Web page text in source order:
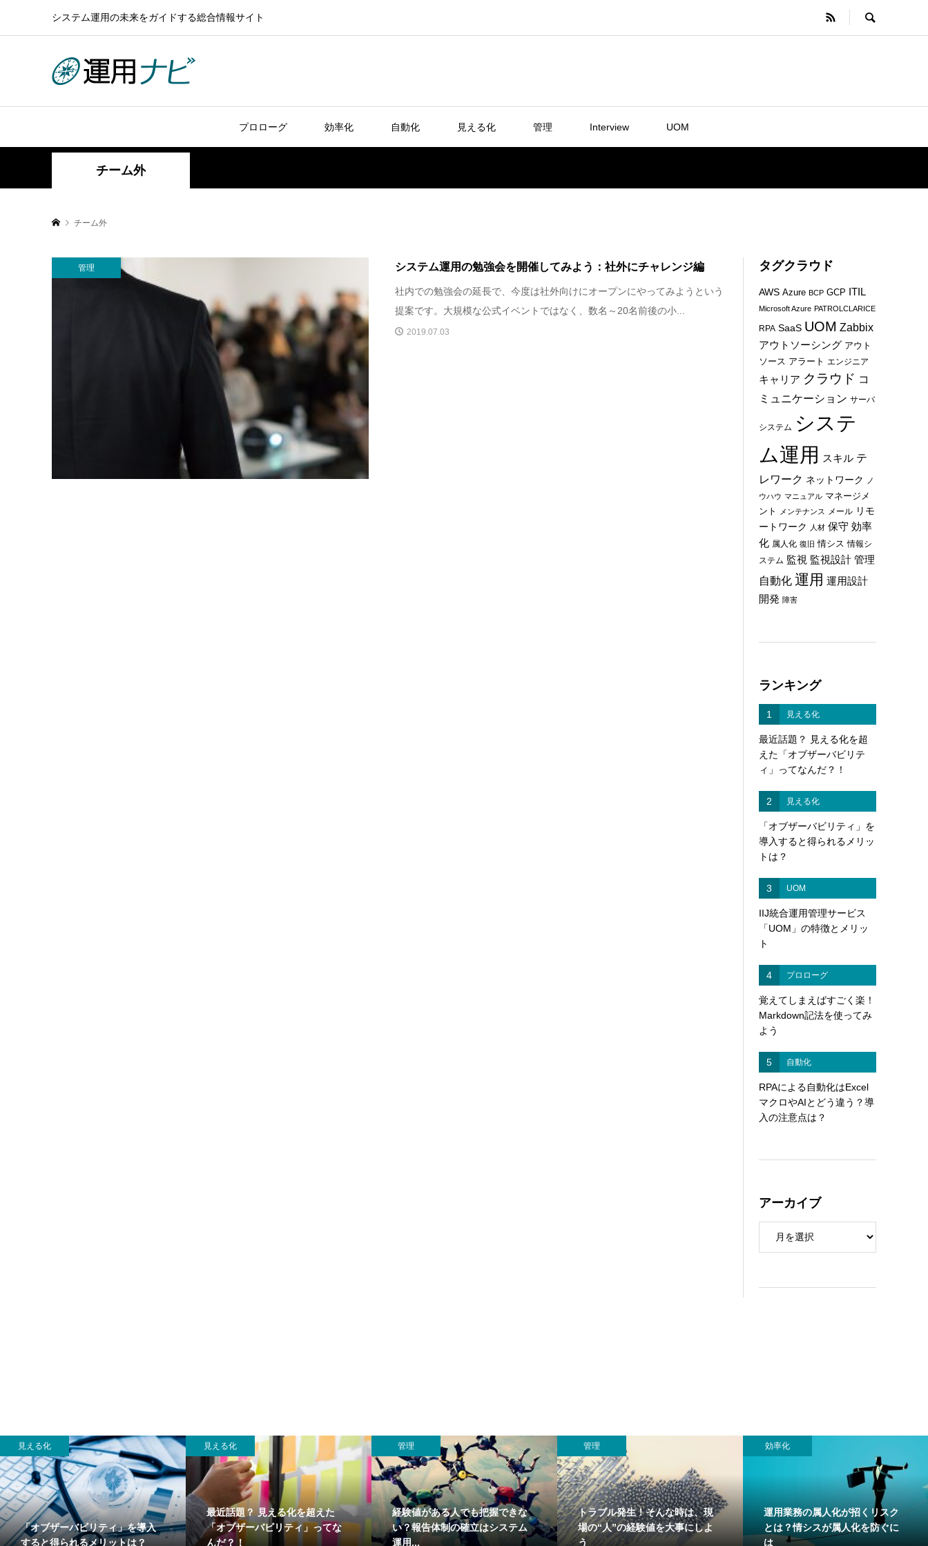
システム運用の未来をガイドする総合情報サイト
プロローグ 効率化 自動化 見える化 管理 Interview UOM
チーム外
チーム外
管理 システム運用の勉強会を開催してみよう：社外にチャレンジ編
社内での勉強会の延長で、今度は社外向けにオープンにやってみようという
提案です。大規模な公式イベントではなく、数名～20名前後の小...
2019.07.03
タグクラウド
AWS Azure BCP GCP ITIL
Microsoft Azure PATROLCLARICE
RPA SaaS UOM Zabbix
アウトソーシング アウト
ソース アラート エンジニア
キャリア クラウド コ
ミュニケーション サーバ
システム システ
ム運用 スキル テ
レワーク ネットワーク
ノ
ウハウ マニュアル マネージメ
ント
メンテナンス メール リモ
ートワーク
人材 保守 効率
化 属人化 復旧 情シス 情報シ
ステム 監視 監視設計 管理
自動化 運用 運用設計
開発 障害
ランキング
1 見える化
最近話題？ 見える化を超
えた「オブザーバビリテ
ィ」ってなんだ？！
2 見える化
「オブザーバビリティ」を
導入すると得られるメリッ
トは？
3 UOM
IIJ統合運用管理サービス
「UOM」の特徴とメリッ
ト
4 プロローグ
覚えてしまえばすごく楽！
Markdown記法を使ってみ
よう
5 自動化
RPAによる自動化はExcel
マクロやAIとどう違う？導
入の注意点は？
アーカイブ
見える化
「オブザーバビリティ」を導入
すると得られるメリットは？
見える化
最近話題？ 見える化を超えた
「オブザーバビリティ」ってな
んだ？！
管理
経験値がある人でも把握できな
い？報告体制の確立はシステム
運用...
管理
トラブル発生！そんな時は、現
場の“人”の経験値を大事にしよ
う
効率化
運用業務の属人化が招くリスク
とは？情シスが属人化を防ぐに
は